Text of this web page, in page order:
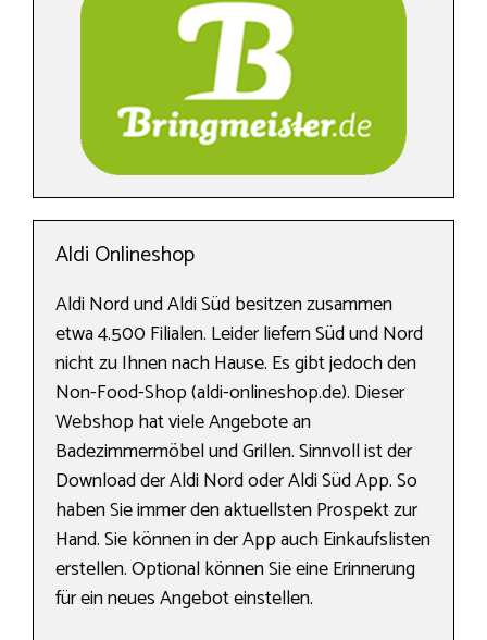
Aldi Onlineshop
Aldi Nord und Aldi Süd besitzen zusammen
etwa 4.500 Filialen. Leider liefern Süd und Nord
nicht zu Ihnen nach Hause. Es gibt jedoch den
Non-Food-Shop (aldi-onlineshop.de). Dieser
Webshop hat viele Angebote an
Badezimmermöbel und Grillen. Sinnvoll ist der
Download der Aldi Nord oder Aldi Süd App. So
haben Sie immer den aktuellsten Prospekt zur
Hand. Sie können in der App auch Einkaufslisten
erstellen. Optional können Sie eine Erinnerung
für ein neues Angebot einstellen.